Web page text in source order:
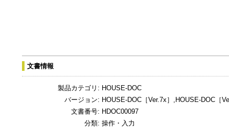
文書情報
製品カテゴリ: HOUSE-DOC
バージョン: HOUSE-DOC［Ver.7x］,HOUSE-DOC［
文書番号: HDOC00097
分類: 操作・入力